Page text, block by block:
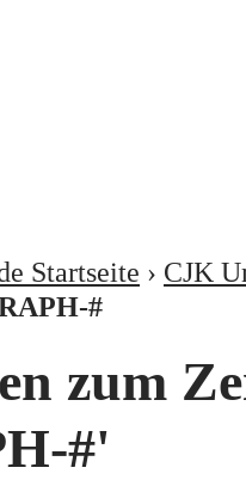
Startseite › CJK
#
zum
#'